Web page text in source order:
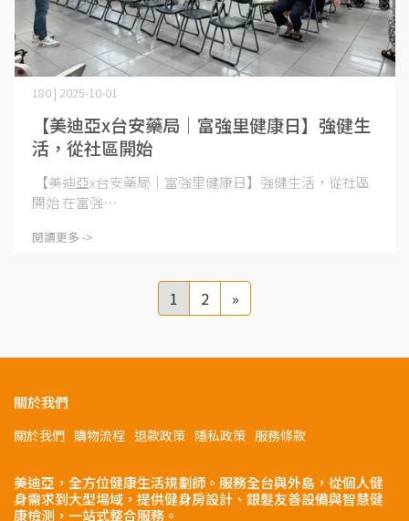
【美迪亞x台安藥局｜富強里健康日】強健生
活，從社區開始
180 | 2025-10-01
【美迪亞x台安藥局｜富強里健康日】強健生活，從社區
開始 在富強⋯
閱讀更多 ->
1 2 »
關於我們
關於我們 購物流程 退款政策 隱私政策 服務條款
美迪亞，全方位健康生活規劃師。服務全台與外島，從個人健
身需求到大型場域，提供健身房設計、銀髮友善設備與智慧健
康檢測，一站式整合服務。